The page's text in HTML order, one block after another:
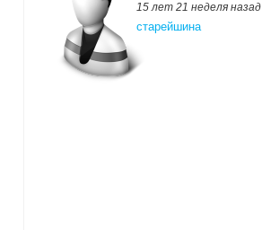
15 лет 21 неделя назад
старейшина